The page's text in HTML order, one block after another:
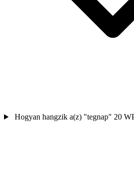
Hogyan hangzik a(z) "tegnap" 20